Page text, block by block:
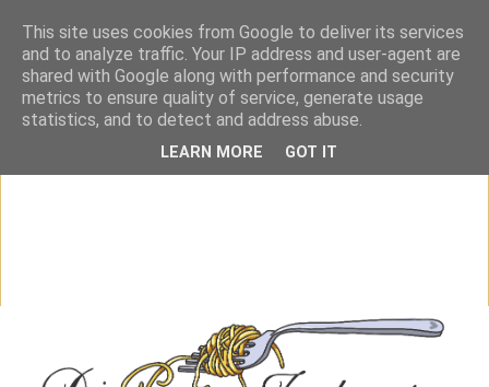
This site uses cookies from Google to deliver its services
and to analyze traffic. Your IP address and user-agent are
shared with Google along with performance and security
metrics to ensure quality of service, generate usage
statistics, and to detect and address abuse.
LEARN MORE GOT IT